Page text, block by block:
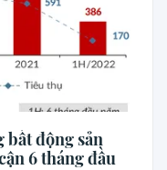
bất động sản
6 tháng đầu